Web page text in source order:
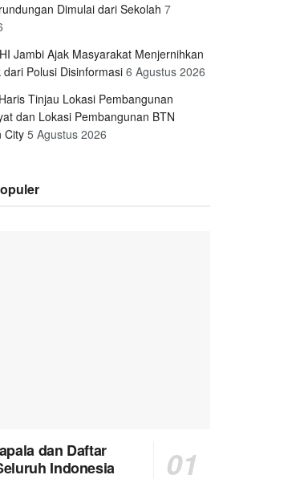
Dimulai dari Sekolah 7
Jambi Ajak Masyarakat Menjernihkan
dari Polusi Disinformasi6 Agustus 2026
Tinjau Lokasi Pembangunan
dan Lokasi Pembangunan BTN
City5 Agustus 2026
dan Daftar
Indonesia